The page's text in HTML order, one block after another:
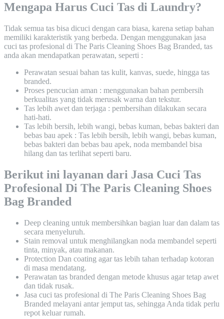
Mengapa Harus Cuci Tas di Laundry?
Tidak semua tas bisa dicuci dengan cara biasa, karena setiap bahan
memiliki karakteristik yang berbeda. Dengan menggunakan jasa
cuci tas profesional di The Paris Cleaning Shoes Bag Branded, tas
anda akan mendapatkan perawatan, seperti :
Perawatan sesuai bahan tas kulit, kanvas, suede, hingga tas
branded.
Proses pencucian aman : menggunakan bahan pembersih
berkualitas yang tidak merusak warna dan tekstur.
Tas lebih awet dan terjaga : pembersihan dilakukan secara
hati-hati.
Tas lebih bersih, lebih wangi, bebas kuman, bebas bakteri dan
bebas bau apek : Tas lebih bersih, lebih wangi, bebas kuman,
bebas bakteri dan bebas bau apek, noda membandel bisa
hilang dan tas terlihat seperti baru.
Berikut ini layanan dari Jasa Cuci Tas
Profesional Di The Paris Cleaning Shoes
Bag Branded
Deep cleaning untuk membersihkan bagian luar dan dalam tas
secara menyeluruh.
Stain removal untuk menghilangkan noda membandel seperti
tinta, minyak, atau makanan.
Protection Dan coating agar tas lebih tahan terhadap kotoran
di masa mendatang.
Perawatan tas branded dengan metode khusus agar tetap awet
dan tidak rusak.
Jasa cuci tas profesional di The Paris Cleaning Shoes Bag
Branded melayani antar jemput tas, sehingga Anda tidak perlu
repot keluar rumah.